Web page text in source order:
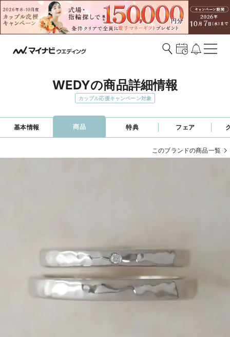
WEDYの商品詳細情報
カップル応援キャンペーン対象
基本情報 商品 特典 フェア
このブランドの商品一覧